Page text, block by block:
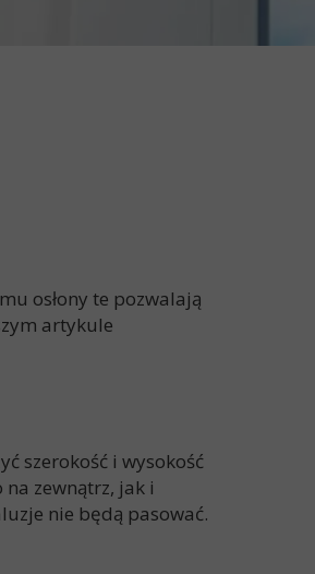
osłony te pozwalają
artykule
szerokość i wysokość
na zewnątrz, jak i
nie będą pasować.